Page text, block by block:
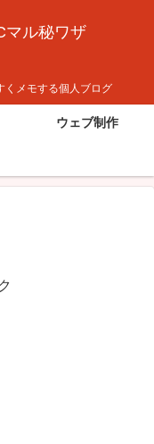
マル秘ワザ
くメモする個人ブログ
ウェブ制作